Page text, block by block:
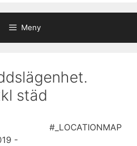
Meny
städ
#_LOCATIONMAP
-